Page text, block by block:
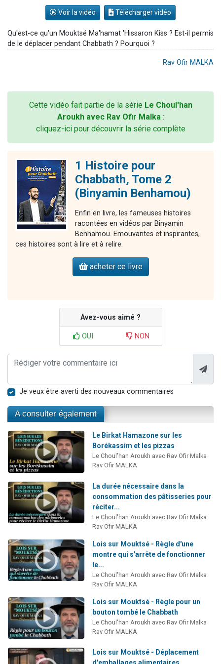
Voir la vidéo Télécharger vidéo
Qu'est-ce qu'un Mouktsé Ma'hamat 'Hissaron Kiss ? Est-il permis
de le déplacer pendant Chabbath ? Pourquoi ?
Rav Ofir MALKA
Cette vidéo fait partie de la série Le Choul'han
Aroukh avec Rav Ofir Malka:
cliquez-ici pour découvrir la série complète
1 Histoire pour
Chabbath, Tome 2
(Binyamin Benhamou)
Enfin en livre, les fameuses histoires
racontées en vidéos par Binyamin
Benhamou. Emouvantes et inspirantes,
ces histoires sont à lire et à relire.
acheter ce livre
Avez-vous aimé ?
OUI NON
Je veux être averti des nouveaux commentaires
A consulter également
Le Birkat Hamazone sur les
Borékassim et les pizzas
Le Choul'han Aroukh avec Rav Ofir Malka
Rav Ofir MALKA
La durée nécessaire dans la
consommation des pâtisseries pour
réciter...
Le Choul'han Aroukh avec Rav Ofir Malka
Rav Ofir MALKA
Lois sur Mouktsé - Règle d'une
montre qui s'arrête de fonctionner
le...
Le Choul'han Aroukh avec Rav Ofir Malka
Rav Ofir MALKA
Lois sur Mouktsé - Règle pour un
bouton tombé le Chabbath
Le Choul'han Aroukh avec Rav Ofir Malka
Rav Ofir MALKA
Lois sur Mouktsé - Déplacement